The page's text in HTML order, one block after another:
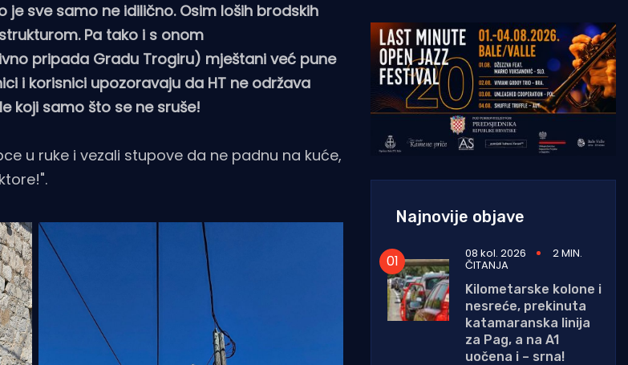
sve samo ne idilično. Osim loših brodskih
Pa tako i s onom
pripada Gradu Trogiru) mještani već pune
i korisnici upozoravaju da HT ne održava
koji samo što se ne sruše!
u ruke i vezali stupove da ne padnu na kuće,
Najnovije objave
08 kol. 2026 2 MIN.
ČITANJA
Kilometarske kolone i
nesreće, prekinuta
katamaranska linija
za Pag, a na A1
uočena i – srna!